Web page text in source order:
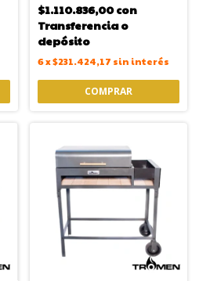
$1.110.836,00con
Transferencia o
depósito
6x$231.424,17 sin interés